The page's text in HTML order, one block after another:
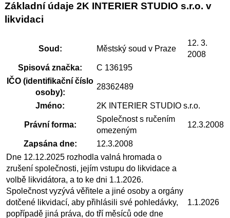
Základní údaje 2K INTERIER STUDIO s.r.o. v
likvidaci
Soud: Městský soud v Praze
12. 3.
2008
Spisová značka:
C 136195
IČO (identifikační číslo
osoby):
28362489
Jméno: 2K INTERIER STUDIO s.r.o.
Právní forma:
Společnost s ručením
omezeným
12.3.2008
Zapsána dne:
12.3.2008
Dne 12.12.2025 rozhodla valná hromada o
zrušení společnosti, jejím vstupu do likvidace a
volbě likvidátora, a to ke dni 1.1.2026.
Společnost vyzývá věřitele a jiné osoby a orgány
dotčené likvidací, aby přihlásili své pohledávky,
popřípadě jiná práva, do tří měsíců ode dne
1.1.2026